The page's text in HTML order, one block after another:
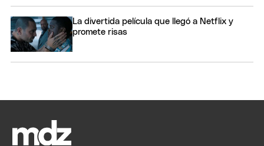
La divertida película que llegó a Netflix y
promete risas